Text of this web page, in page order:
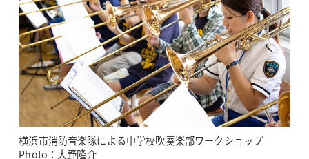
横浜市消防音楽隊による中学校吹奏楽部ワークショップ
Photo：大野隆介